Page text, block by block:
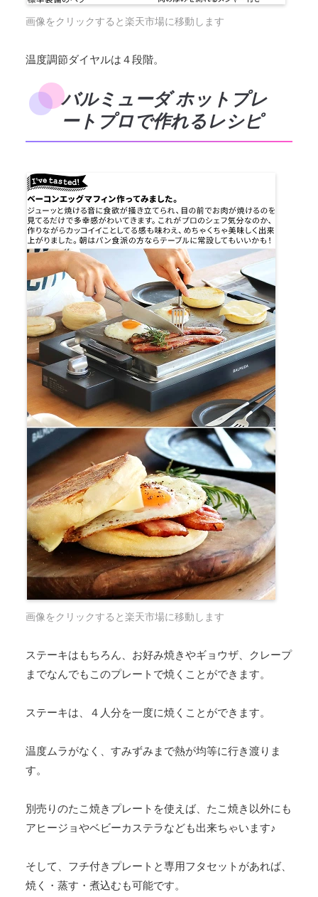
画像をクリックすると楽天市場に移動します
温度調節ダイヤルは４段階。
バルミューダ ホットプレ
ートプロで作れるレシピ
画像をクリックすると楽天市場に移動します
ステーキはもちろん、お好み焼きやギョウザ、クレープ
までなんでもこのプレートで焼くことができます。
ステーキは、４人分を一度に焼くことができます。
温度ムラがなく、すみずみまで熱が均等に行き渡りま
す。
別売りのたこ焼きプレートを使えば、たこ焼き以外にも
アヒージョやベビーカステラなども出来ちゃいます♪
そして、フチ付きプレートと専用フタセットがあれば、
焼く・蒸す・煮込むも可能です。